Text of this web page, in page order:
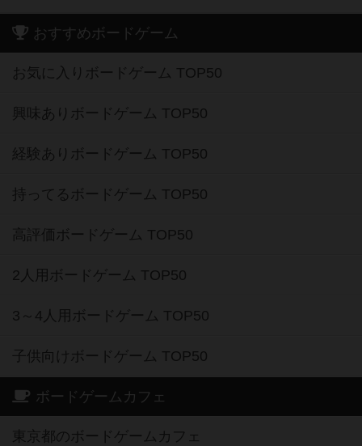
おすすめボードゲーム
お気に入りボードゲーム TOP50
興味ありボードゲーム TOP50
経験ありボードゲーム TOP50
持ってるボードゲーム TOP50
高評価ボードゲーム TOP50
2人用ボードゲーム TOP50
3～4人用ボードゲーム TOP50
子供向けボードゲーム TOP50
ボードゲームカフェ
東京都のボードゲームカフェ